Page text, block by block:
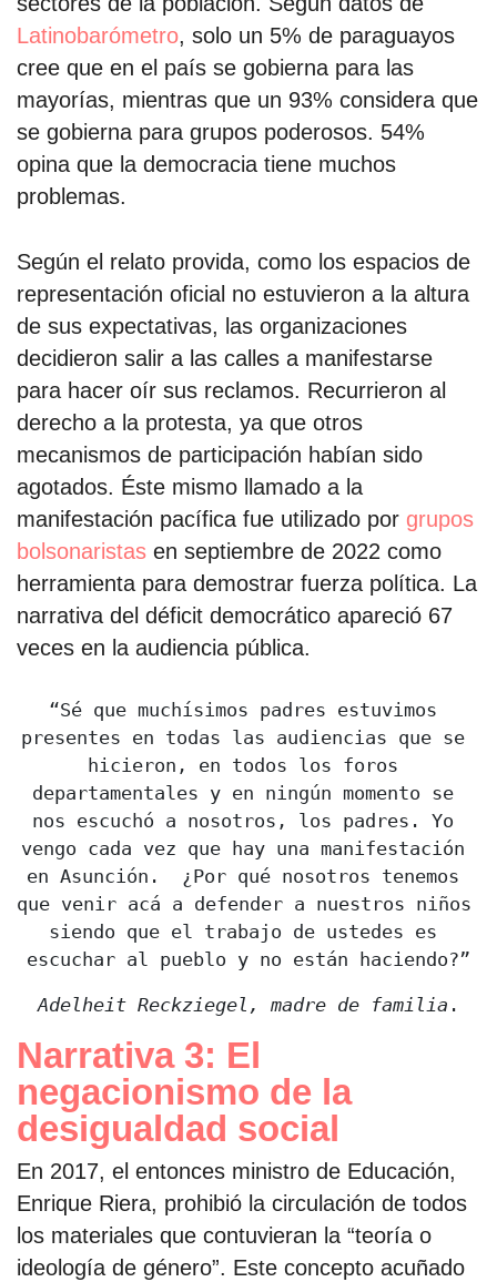
Latinobarómetro, solo un 5% de paraguayos
cree que en el país se gobierna para las
mayorías, mientras que un 93% considera que
se gobierna para grupos poderosos. 54%
opina que la democracia tiene muchos
problemas.
Según el relato provida, como los espacios de
representación oficial no estuvieron a la altura
de sus expectativas, las organizaciones
decidieron salir a las calles a manifestarse
para hacer oír sus reclamos. Recurrieron al
derecho a la protesta, ya que otros
mecanismos de participación habían sido
agotados. Éste mismo llamado a la
manifestación pacífica fue utilizado por grupos
bolsonaristas en septiembre de 2022 como
herramienta para demostrar fuerza política. La
narrativa del déficit democrático apareció 67
veces en la audiencia pública.
“Sé que muchísimos padres estuvimos
presentes en todas las audiencias que se
hicieron, en todos los foros
departamentales y en ningún momento se
nos escuchó a nosotros, los padres. Yo
vengo cada vez que hay una manifestación
en Asunción.  ¿Por qué nosotros tenemos
que venir acá a defender a nuestros niños
siendo que el trabajo de ustedes es
escuchar al pueblo y no están haciendo?”
Adelheit Reckziegel, madre de familia .
Narrativa 3: El
negacionismo de la
desigualdad social
En 2017, el entonces ministro de Educación,
Enrique Riera, prohibió la circulación de todos
los materiales que contuvieran la “teoría o
ideología de género”. Este concepto acuñado